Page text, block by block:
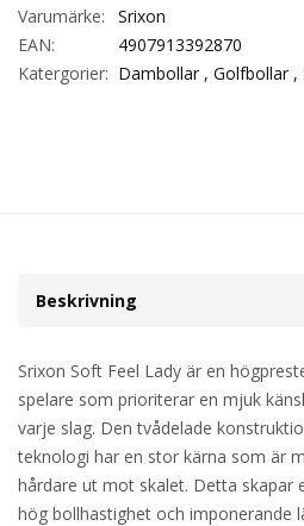
Varumärke:
Srixon
EAN:
4907913392870
Katergorier: Dambollar , Golfbollar ,
Beskrivning
Srixon Soft Feel Lady är en
spelare som prioriterar en mjuk
varje slag. Den tvådelade
teknologi har en stor kärna som är
hårdare ut mot skalet. Detta skapar
hög bollhastighet och imponerande